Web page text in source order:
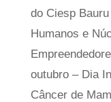
do Ciesp
Humanos e
outubro – Dia
Câncer de